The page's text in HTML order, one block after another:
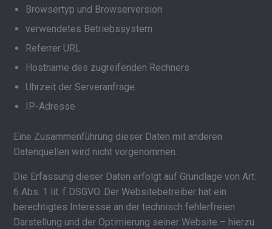
Browsertyp und Browserversion
verwendetes Betriebssystem
Referrer URL
Hostname des zugreifenden Rechners
Uhrzeit der Serveranfrage
IP-Adresse
Eine Zusammenführung dieser Daten mit anderen
Datenquellen wird nicht vorgenommen.
Die Erfassung dieser Daten erfolgt auf Grundlage von Art.
6 Abs. 1 lit. f DSGVO. Der Websitebetreiber hat ein
berechtigtes Interesse an der technisch fehlerfreien
Darstellung und der Optimierung seiner Website – hierzu